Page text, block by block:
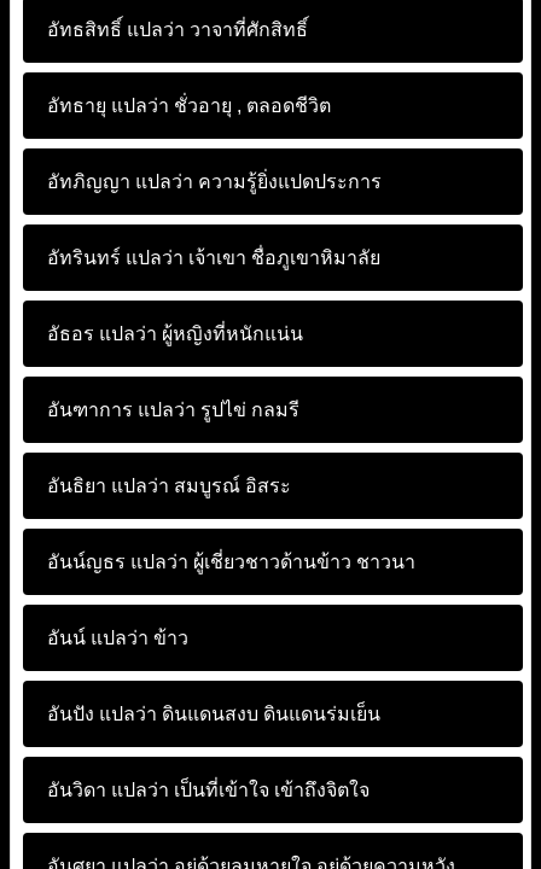
อัทธสิทธิ์ แปลว่า วาจาที่ศักสิทธิ์
อัทธายุ แปลว่า ชั่วอายุ , ตลอดชีวิต
อัทภิญญา แปลว่า ความรู้ยิ่งแปดประการ
อัทรินทร์ แปลว่า เจ้าเขา ชื่อภูเขาหิมาลัย
อัธอร แปลว่า ผู้หญิงที่หนักแน่น
อันฑาการ แปลว่า รูปไข่ กลมรี
อันธิยา แปลว่า สมบูรณ์ อิสระ
อันน์ญธร แปลว่า ผู้เชี่ยวชาวด้านข้าว ชาวนา
อันน์ แปลว่า ข้าว
อันปัง แปลว่า ดินแดนสงบ ดินแดนร่มเย็น
อันวิดา แปลว่า เป็นที่เข้าใจ เข้าถึงจิตใจ